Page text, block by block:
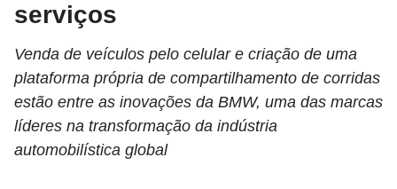
serviços
Venda de veículos pelo celular e criação de uma
plataforma própria de compartilhamento de corridas
estão entre as inovações da BMW, uma das marcas
líderes na transformação da indústria
automobilística global